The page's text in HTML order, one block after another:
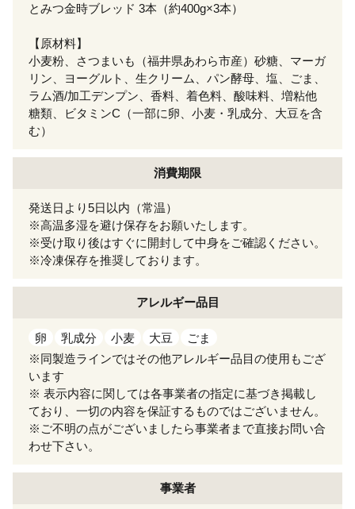
とみつ金時ブレッド 3本（約400g×3本）
【原材料】
小麦粉、さつまいも（福井県あわら市産）砂糖、マーガ
リン、ヨーグルト、生クリーム、パン酵母、塩、ごま、
ラム酒/加工デンプン、香料、着色料、酸味料、増粘他
糖類、ビタミンC（一部に卵、小麦・乳成分、大豆を含
む）
消費期限
発送日より5日以内（常温）
※高温多湿を避け保存をお願いたします。
※受け取り後はすぐに開封して中身をご確認ください。
※冷凍保存を推奨しております。
アレルギー品目
卵 乳成分 小麦 大豆
ごま
※同製造ラインではその他アレルギー品目の使用もござ
います
※ 表示内容に関しては各事業者の指定に基づき掲載し
ており、一切の内容を保証するものではございません。
※ご不明の点がございましたら事業者まで直接お問い合
わせ下さい。
事業者